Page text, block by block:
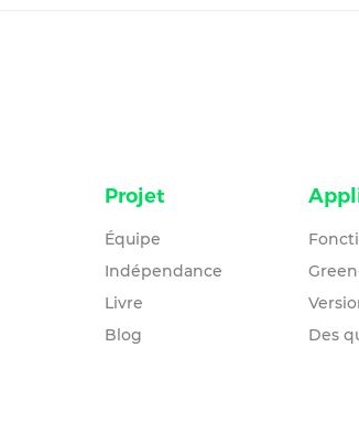
Projet
Équipe
Indépendance
Livre
Blog
Des